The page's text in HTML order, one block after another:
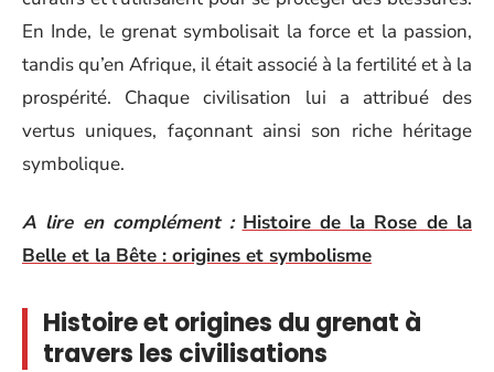
En Inde, le grenat symbolisait la force et la passion,
tandis qu’en Afrique, il était associé à la fertilité et à la
prospérité. Chaque civilisation lui a attribué des
vertus uniques, façonnant ainsi son riche héritage
symbolique.
A lire en complément : Histoire de la Rose de la
Belle et la Bête : origines et symbolisme
Histoire et origines du grenat à
travers les civilisations